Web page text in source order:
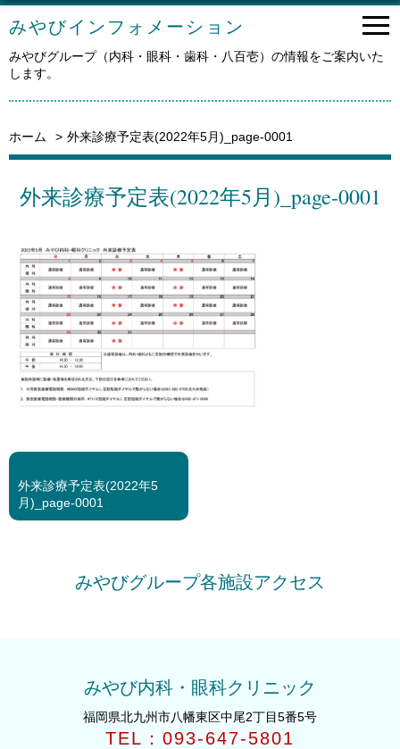
みやびインフォメーション
みやびグループ（内科・眼科・歯科・八百壱）の情報をご案内いた
します。
ホーム 外来診療予定表(2022年5月)_page-0001
外来診療予定表(2022年5月)_page-0001
前
の
投
外来診療予定表(2022年5
月)_page-0001
みやびグループ各施設アクセス
みやび内科・眼科クリニック
福岡県北九州市八幡東区中尾2丁目5番5号
TEL：093-647-5801